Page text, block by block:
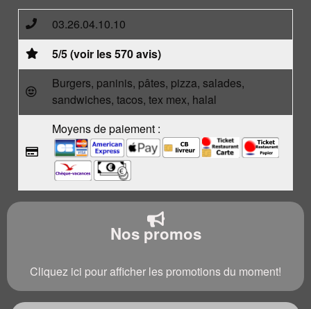
03.26.04.10.10
5/5 (voir les 570 avis)
Burgers, paninis, pâtes, pizza, salades,
sandwiches, tacos, tex mex, halal
Moyens de paiement :
Nos promos
Cliquez ici pour afficher les promotions du moment!